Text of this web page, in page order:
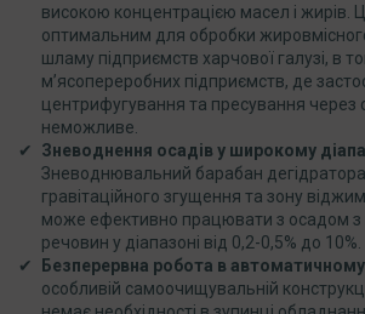
високою концентрацією масел і жирів.
оптимальним для обробки
шламу підприємств харчової галузі, в
м’ясопереробних підприємств, де
центрифугування та пресування через
неможливе.
Зневоднення осадів у широкому
Зневоднювальний барабан дегідратора
гравітаційного згущення та зону
може ефективно працювати з осадом з
речовин у діапазоні від 0,2-0,5% до 10%.
Безперервна робота в
особливій самоочищувальній